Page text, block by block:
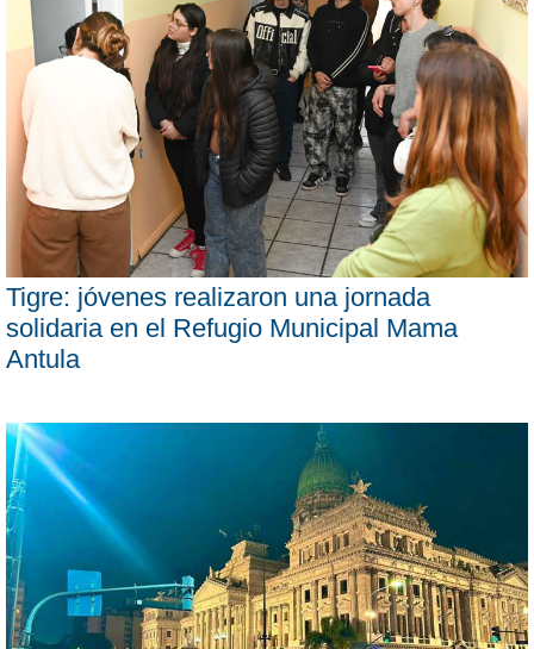
Tigre: jóvenes realizaron una jornada
solidaria en el Refugio Municipal Mama
Antula